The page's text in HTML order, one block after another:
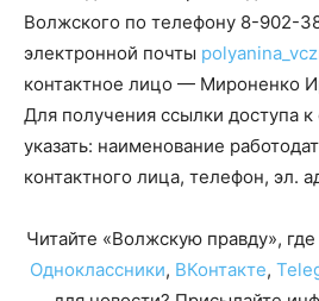
Волжского по телефону 8-902-
электронной почты
контактное лицо — Мироненко
Для получения ссылки доступа
указать: наименование
контактного лица, телефон, эл.
Читайте «Волжскую правду»,
Одноклассники, ВКонтакте,